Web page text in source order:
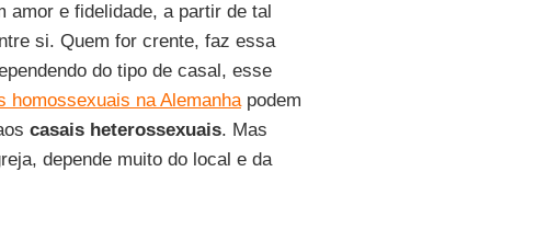
amor e fidelidade, a partir de tal
si. Quem for crente, faz essa
do tipo de casal, esse
homossexuais na Alemanhapodem
casais heterossexuais. Mas
depende muito do local e da